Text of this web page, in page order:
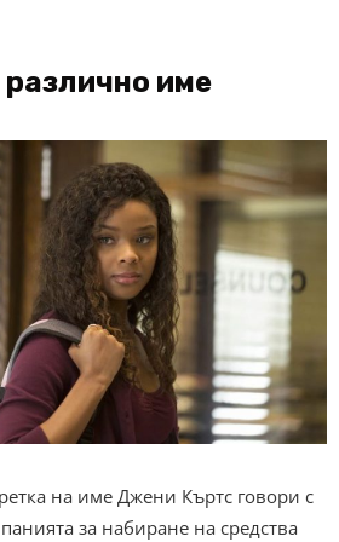
име
на име Джени Къртс говори с
за набиране на средства